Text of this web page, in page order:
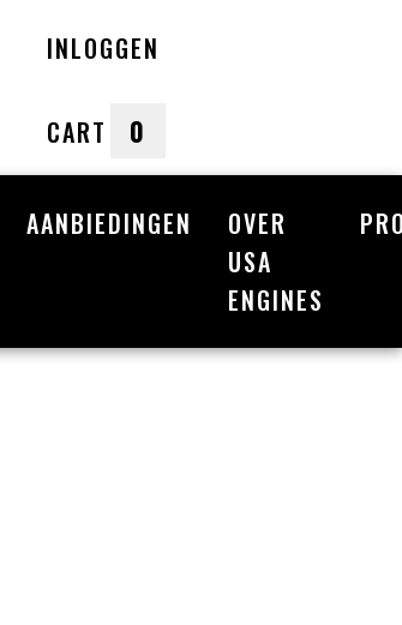
INLOGGEN
CART 0
AANBIEDINGEN
OVER
USA
ENGINES